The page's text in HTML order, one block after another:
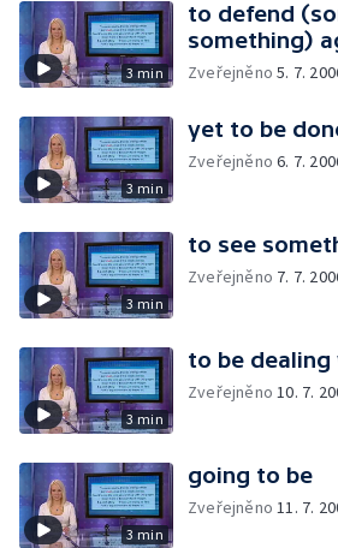
3 min
to defend
something)
Zveřejněno5. 7.
3 min
yet to be
Zveřejněno6. 7.
3 min
to see
Zveřejněno 7. 7.
3 min
to be dealing
Zveřejněno10. 7.
3 min
going to be
Zveřejněno11. 7.